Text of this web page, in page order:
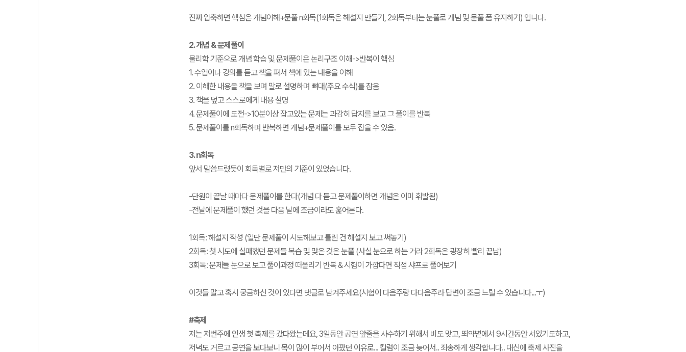
진짜 압축하면 핵심은 개념이해+문풀 n회독(1회독은 해설지 만들기, 2회독부터는 눈풀로 개념 및 문풀 폼 유지하기) 입니다.
2. 개념 & 문제풀이
물리학 기준으로 개념 학습 및 문제풀이은 논리구조 이해->반복이 핵심
1. 수업이나 강의를 듣고 책을 펴서 책에 있는 내용을 이해
2. 이해한 내용을 책을 보며 말로 설명하며 뼈대(주요 수식)를 잡음
3. 책을 덮고 스스로에게 내용 설명
4. 문제풀이에 도전->10분이상 잡고있는 문제는 과감히 답지를 보고 그 풀이를 반복
5. 문제풀이를 n회독하며 반복하면 개념+문제풀이를 모두 잡을 수 있음.
3. n회독
앞서 말씀드렸듯이 회독별로 저만의 기준이 있었습니다.
-단원이 끝날 때마다 문제풀이를 한다(개념 다 듣고 문제풀이하면 개념은 이미 휘발됨)
-전날에 문제풀이 했던 것을 다음 날에 조금이라도 훑어본다.
1회독: 해설지 작성 (일단 문제풀이 시도해보고 틀린 건 해설지 보고 써놓기)
2회독: 첫 시도에 실패했던 문제들 복습 및 맞은 것은 눈풀 (사실 눈으로 하는 거라 2회독은 굉장히 빨리 끝남)
3회독: 문제들 눈으로 보고 풀이과정 떠올리기 반복 & 시험이 가깝다면 직접 샤프로 풀어보기
이것들 말고 혹시 궁금하신 것이 있다면 댓글로 남겨주세요(시험이 다음주랑 다다음주라 답변이 조금 느릴 수 있습니다...ㅜ)
#축제
저는 저번주에 인생 첫 축제를 갔다왔는데요, 3일동안 공연 앞줄을 사수하기 위해서 비도 맞고, 뙤약볕에서 9시간동안 서있기도하고,
저녁도 거르고 공연을 보다보니 목이 많이 부어서 아팠던 이유로... 칼럼이 조금 늦어서.. 죄송하게 생각합니다.. 대신에 축제 사진을